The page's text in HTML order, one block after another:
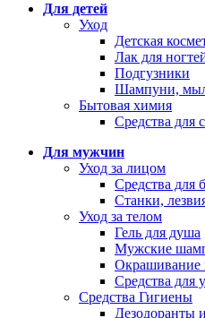
Для детей
Уход
Детская
Лак для
Подгузники
Шампуни,
Бытовая химия
Средства для
Для мужчин
Уход за лицом
Средства для
Станки,
Уход за телом
Гель для душа
Мужские
Окрашивание
Средства для
Средства Гигиены
Дезодоранты